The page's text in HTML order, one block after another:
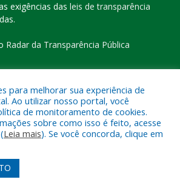
exigências das leis de transparência
Radar da Transparência Pública
a Prefeitura Municipal de Eldorado
do Carajás
Acessar o Webmail
para melhorar sua experiência de
Ao utilizar nosso portal, você
de monitoramento de cookies.
sobre como isso é feito, acesse
Leia mais). Se você concorda, clique em